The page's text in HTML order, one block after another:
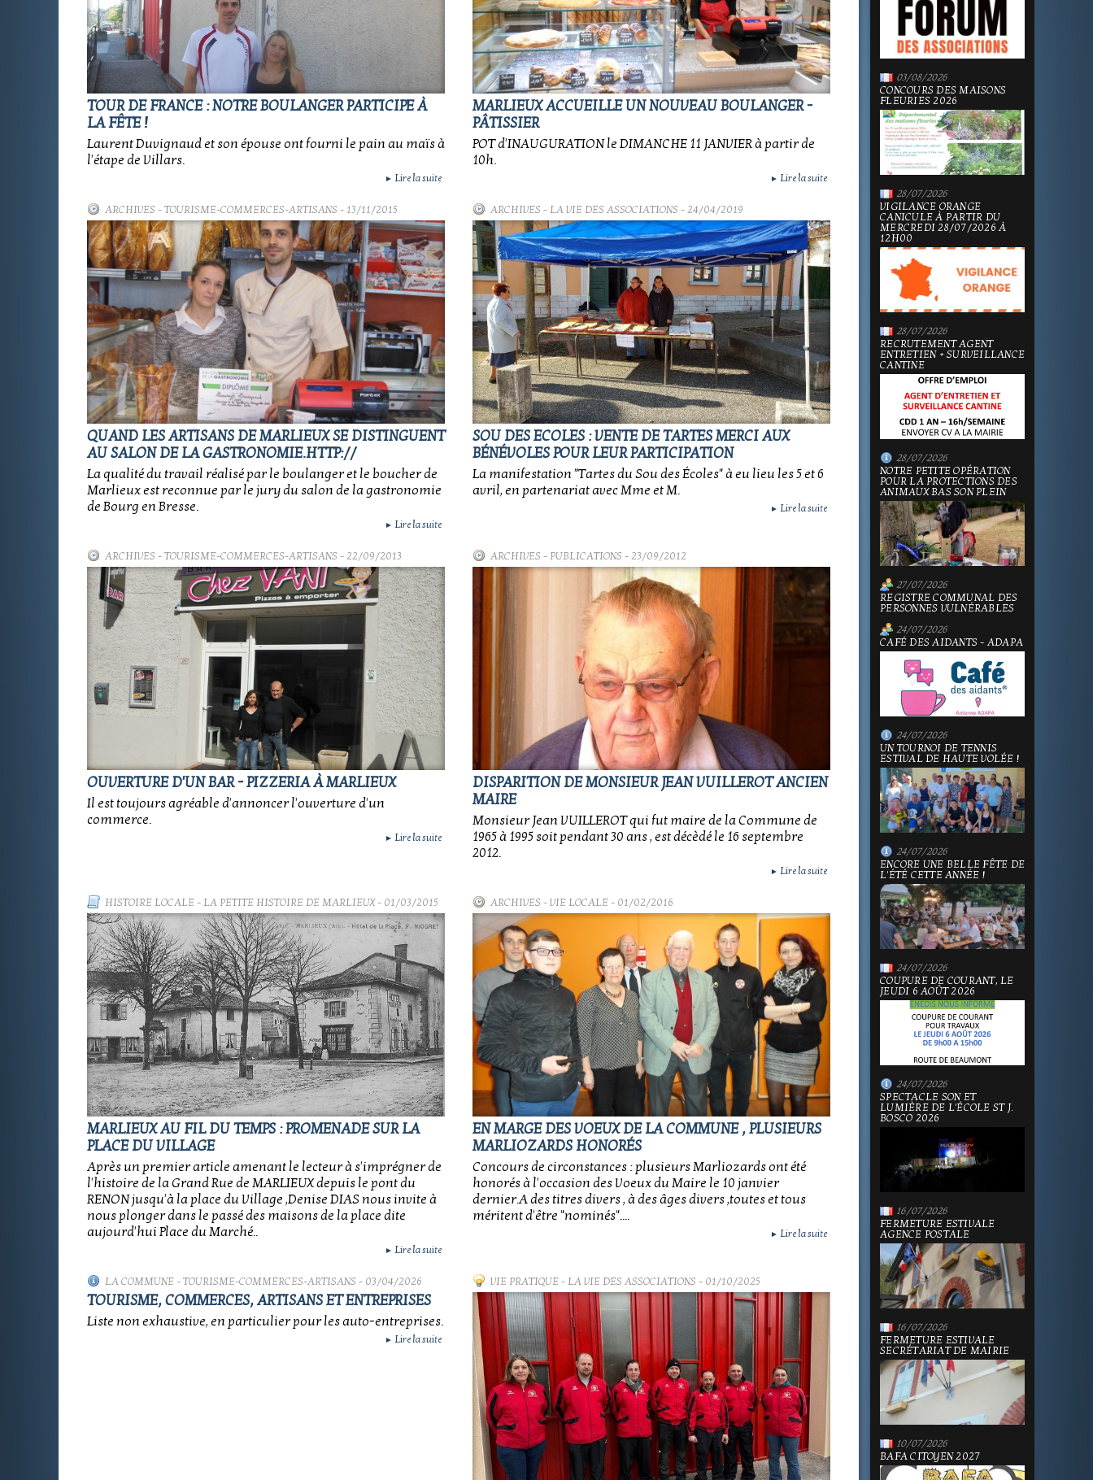
TOUR DE FRANCE : NOTRE BOULANGER PARTICIPE À
LA FÊTE !
Laurent Duvignaud et son épouse ont fourni le pain au maïs à
l'étape de Villars.
► Lire la suite
MARLIEUX ACCUEILLE UN NOUVEAU BOULANGER -
PÂTISSIER
POT d'INAUGURATION le DIMANCHE 11 JANVIER à partir de
10h.
► Lire la suite
ARCHIVES -TOURISME-COMMERCES-ARTISANS - 13/11/2015
QUAND LES ARTISANS DE MARLIEUX SE DISTINGUENT
AU SALON DE LA GASTRONOMIE.HTTP://
La qualité du travail réalisé par le boulanger et le boucher de
Marlieux est reconnue par le jury du salon de la gastronomie
de Bourg en Bresse.
► Lire la suite
ARCHIVES - LA VIE DES ASSOCIATIONS - 24/04/2019
SOU DES ECOLES : VENTE DE TARTES MERCI AUX
BÉNÉVOLES POUR LEUR PARTICIPATION
La manifestation "Tartes du Sou des Écoles" à eu lieu les 5 et 6
avril, en partenariat avec Mme et M.
► Lire la suite
ARCHIVES -TOURISME-COMMERCES-ARTISANS - 22/09/2013
OUVERTURE D'UN BAR - PIZZERIA À MARLIEUX
Il est toujours agréable d'annoncer l'ouverture d'un
commerce.
► Lire la suite
ARCHIVES - PUBLICATIONS - 23/09/2012
DISPARITION DE MONSIEUR JEAN VUILLEROT ANCIEN
MAIRE
Monsieur Jean VUILLEROT qui fut maire de la Commune de
1965 à 1995 soit pendant 30 ans , est décèdé le 16 septembre
2012.
► Lire la suite
HISTOIRE LOCALE- LA PETITE HISTOIRE DE MARLIEUX- 01/03/2015
MARLIEUX AU FIL DU TEMPS : PROMENADE SUR LA
PLACE DU VILLAGE
Après un premier article amenant le lecteur à s'imprégner de
l'histoire de la Grand Rue de MARLIEUX depuis le pont du
RENON jusqu'à la place du Village ,Denise DIAS nous invite à
nous plonger dans le passé des maisons de la place dite
aujourd'hui Place du Marché..
► Lire la suite
ARCHIVES -VIE LOCALE- 01/02/2016
EN MARGE DES VOEUX DE LA COMMUNE , PLUSIEURS
MARLIOZARDS HONORÉS
Concours de circonstances : plusieurs Marliozards ont été
honorés à l'occasion des Voeux du Maire le 10 janvier
dernier.A des titres divers , à des âges divers ,toutes et tous
méritent d'être "nominés"....
► Lire la suite
LA COMMUNE-TOURISME-COMMERCES-ARTISANS - 03/04/2026
TOURISME, COMMERCES, ARTISANS ET ENTREPRISES
Liste non exhaustive, en particulier pour les auto-entreprises.
► Lire la suite
VIE PRATIQUE- LA VIE DES ASSOCIATIONS - 01/10/2025
03/08/2026
CONCOURS DES MAISONS
FLEURIES 2026
28/07/2026
VIGILANCE ORANGE
CANICULE À PARTIR DU
MERCREDI 28/07/2026 À
12H00
28/07/2026
RECRUTEMENT AGENT
ENTRETIEN + SURVEILLANCE
CANTINE
28/07/2026
NOTRE PETITE OPÉRATION
POUR LA PROTECTIONS DES
ANIMAUX BAS SON PLEIN
27/07/2026
REGISTRE COMMUNAL DES
PERSONNES VULNÉRABLES
24/07/2026
CAFÉ DES AIDANTS - ADAPA
24/07/2026
UN TOURNOI DE TENNIS
ESTIVAL DE HAUTE VOLÉE !
24/07/2026
ENCORE UNE BELLE FÊTE DE
L'ÉTÉ CETTE ANNÉE !
24/07/2026
COUPURE DE COURANT, LE
JEUDI 6 AOÛT 2026
24/07/2026
SPECTACLE SON ET
LUMIÈRE DE L'ÉCOLE ST J.
BOSCO 2026
16/07/2026
FERMETURE ESTIVALE
AGENCE POSTALE
16/07/2026
FERMETURE ESTIVALE
SECRÉTARIAT DE MAIRIE
10/07/2026
BAFA CITOYEN 2027